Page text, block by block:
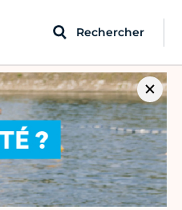
Rechercher